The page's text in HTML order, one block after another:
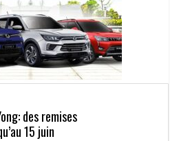
des remises
15 juin